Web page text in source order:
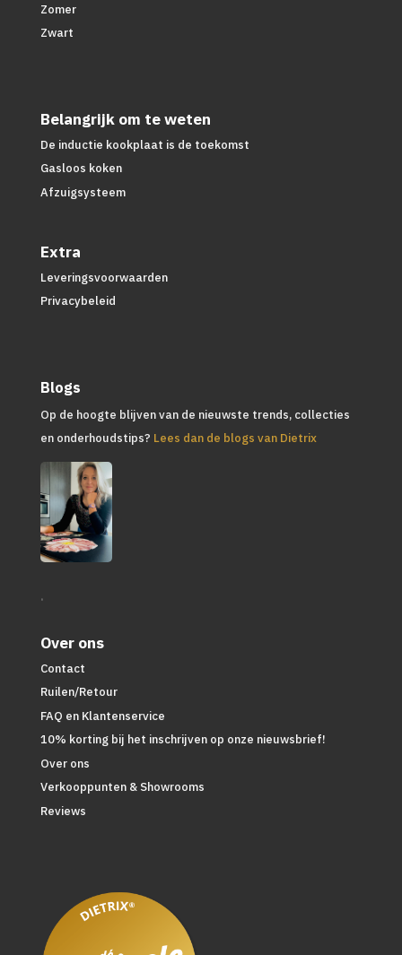
Zomer
Zwart
Belangrijk om te weten
De inductie kookplaat is de toekomst
Gasloos koken
Afzuigsysteem
Extra
Leveringsvoorwaarden
Privacybeleid
Blogs
Op de hoogte blijven van de nieuwste trends, collecties
en onderhoudstips? Lees dan de blogs van Dietrix
.
Over ons
Contact
Ruilen/Retour
FAQ en Klantenservice
10% korting bij het inschrijven op onze nieuwsbrief!
Over ons
Verkooppunten & Showrooms
Reviews